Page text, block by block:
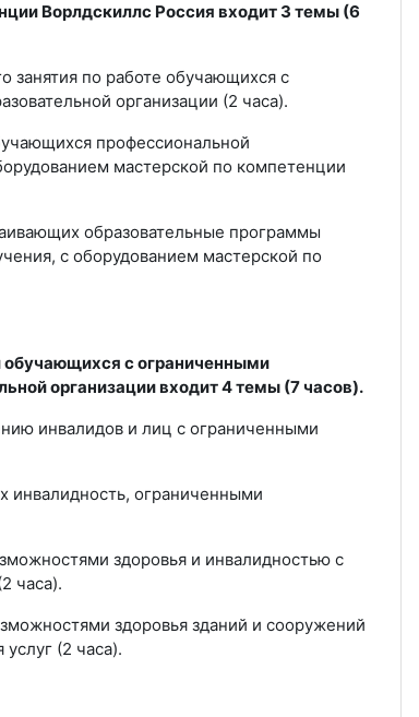
Ворлдскиллс Россия входит 3 темы (6
занятия по работе обучающихся с
организации (2 часа).
профессиональной
мастерской по компетенции
образовательные программы
с оборудованием мастерской по
обучающихся с ограниченными
организации входит 4 темы (7 часов).
инвалидов и лиц с ограниченными
инвалидность, ограниченными
здоровья и инвалидностью с
часа).
здоровья зданий и сооружений
(2 часа).